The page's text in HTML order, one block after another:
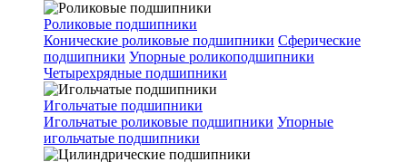
Роликовые подшипники
Конические роликовые подшипники Сферические
подшипники Упорные роликоподшипники
Четырехрядные подшипники
Игольчатые подшипники
Игольчатые роликовые подшипники Упорные
игольчатые подшипники